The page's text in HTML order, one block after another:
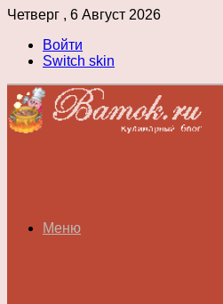
Четверг , 6 Август 2026
Войти
Switch skin
Меню